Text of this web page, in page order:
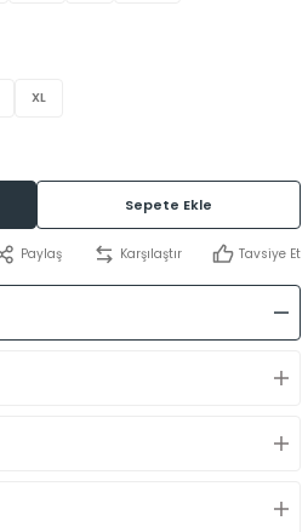
XL
Sepete Ekle
Paylaş Karşılaştır Tavsiye Et